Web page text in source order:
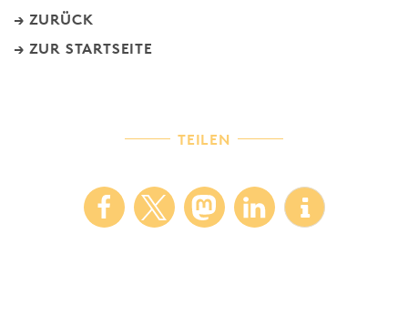
ZURÜCK
ZUR STARTSEITE
TEILEN